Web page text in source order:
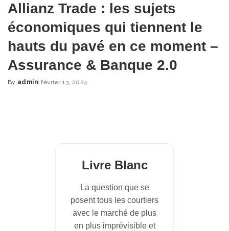
Allianz Trade : les sujets
économiques qui tiennent le
hauts du pavé en ce moment –
Assurance & Banque 2.0
Posted
By admin février 13, 2024
Livre Blanc
La question que se
posent tous les courtiers
avec le marché de plus
en plus imprévisible et